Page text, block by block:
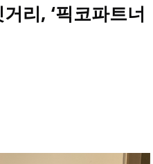
리, ‘픽코파트너